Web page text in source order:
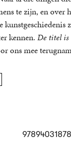
te zijn, en over
kunstgeschiedenis
kennen. De titel
ons mee